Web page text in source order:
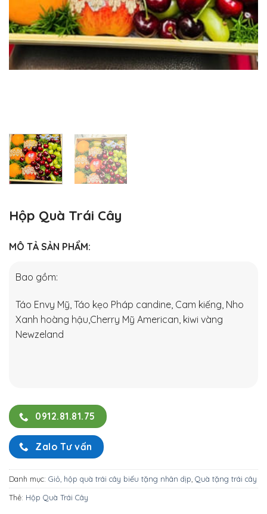
Hộp Quà Trái Cây
MÔ TẢ SẢN PHẨM:
Bao gồm:
Táo Envy Mỹ, Táo kẹo Pháp candine, Cam kiếng, Nho
Xanh hoàng hậu,Cherry Mỹ American, kiwi vàng
Newzeland
0912.81.81.75
Zalo Tư vấn
Danh mục: Giỏ, hộp quà trái cây biếu tặng nhân dịp, Quà tặng trái cây
Thẻ: Hộp Quà Trái Cây